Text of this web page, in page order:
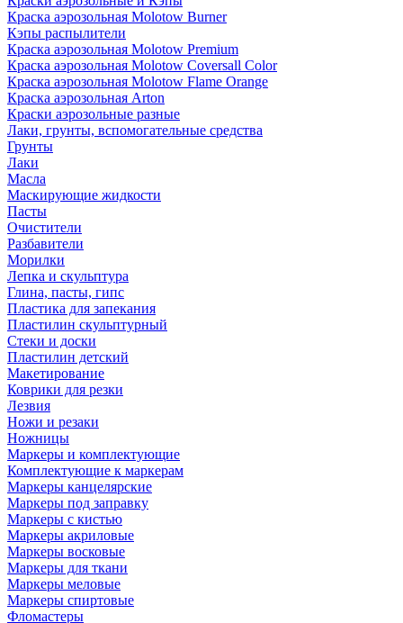
Краска аэрозольная Molotow Burner
Кэпы распылители
Краска аэрозольная Molotow Premium
Краска аэрозольная Molotow Coversall Color
Краска аэрозольная Molotow Flame Orange
Краска аэрозольная Arton
Краски аэрозольные разные
Лаки, грунты, вспомогательные средства
Грунты
Лаки
Масла
Маскирующие жидкости
Пасты
Очистители
Разбавители
Морилки
Лепка и скульптура
Глина, пасты, гипс
Пластика для запекания
Пластилин скульптурный
Стеки и доски
Пластилин детский
Макетирование
Коврики для резки
Лезвия
Ножи и резаки
Ножницы
Маркеры и комплектующие
Комплектующие к маркерам
Маркеры канцелярские
Маркеры под заправку
Маркеры с кистью
Маркеры акриловые
Маркеры восковые
Маркеры для ткани
Маркеры меловые
Маркеры спиртовые
Фломастеры